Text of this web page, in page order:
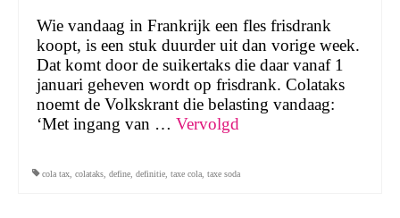
Wie vandaag in Frankrijk een fles frisdrank
koopt, is een stuk duurder uit dan vorige week.
Dat komt door de suikertaks die daar vanaf 1
januari geheven wordt op frisdrank. Colataks
noemt de Volkskrant die belasting vandaag:
‘Met ingang van … Vervolgd
cola tax colataks define definitie taxe cola taxe soda